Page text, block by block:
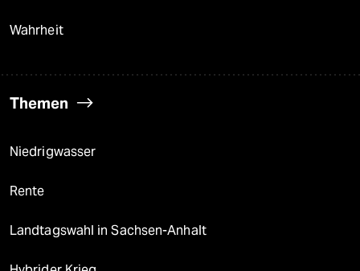
Wahrheit
Themen
Niedrigwasser
Rente
Landtagswahl in Sachsen-Anhalt